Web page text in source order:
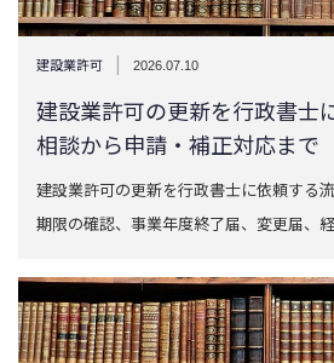
建設業許可 | 2026.07.10
建設業許可の更新を行政書士
相談から申請・補正対応まで
建設業許可の更新を行政書士に依頼する
期限の確認、事業年度終了届、変更届、